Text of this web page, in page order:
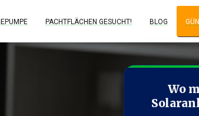
PACHTFLÄCHEN GESUCHT! BLOG
Wo